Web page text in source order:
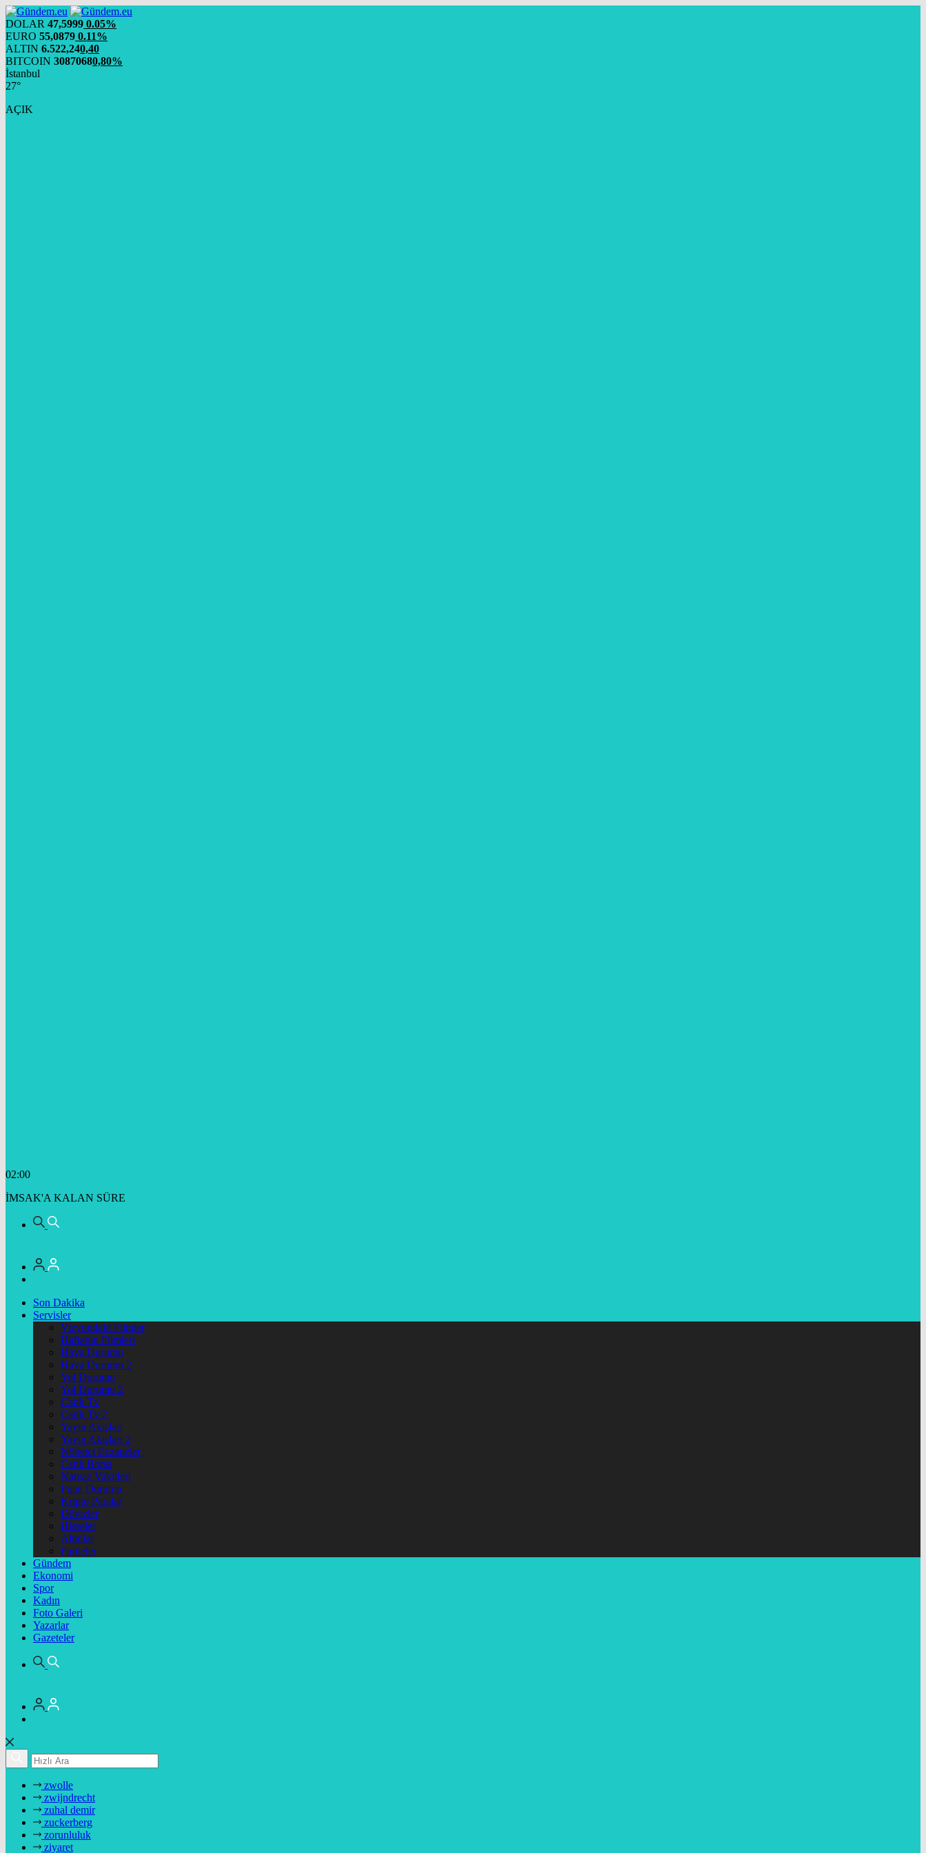
DOLAR 47,5999 0.05%
EURO 55,0879 0.11%
ALTIN 6.522,240,40
BITCOIN 30870680,80%
İstanbul
27°
AÇIK
02:00
İMSAK'A KALAN SÜRE
Son Dakika
Servisler
Vizyondaki Filmler
Haftanin Filmleri
Hava Durumu
Hava Durumu 2
Yol Durumu
Yol Durumu 2
Canlı Tv
Canlı Tv 2
Yayın Akışları
Yayın Akışları 2
Nöbetçi Eczaneler
Canlı Borsa
Namaz Vakitleri
Puan Durumu
Kripto Paralar
Dövizler
Hisseler
Altınlar
Pariteler
Gündem
Ekonomi
Spor
Kadın
Foto Galeri
Yazarlar
Gazeteler
zwolle
zwijndrecht
zuhal demir
zuckerberg
zorunluluk
ziyaret